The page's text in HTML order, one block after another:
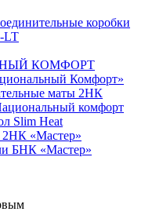
коробки
LT
КОМФОРТ
Комфорт»
маты 2НК
комфорт
Slim Heat
2НК «Мастер»
БНК «Мастер»